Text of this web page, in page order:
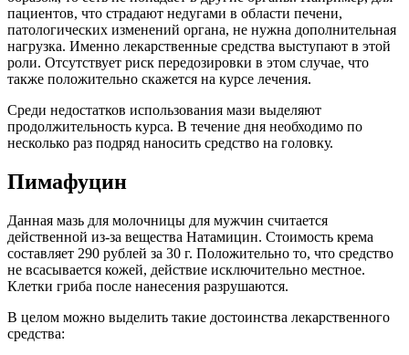
пациентов, что страдают недугами в области печени,
патологических изменений органа, не нужна дополнительная
нагрузка. Именно лекарственные средства выступают в этой
роли. Отсутствует риск передозировки в этом случае, что
также положительно скажется на курсе лечения.
Среди недостатков использования мази выделяют
продолжительность курса. В течение дня необходимо по
несколько раз подряд наносить средство на головку.
Пимафуцин
Данная мазь для молочницы для мужчин считается
действенной из-за вещества Натамицин. Стоимость крема
составляет 290 рублей за 30 г. Положительно то, что средство
не всасывается кожей, действие исключительно местное.
Клетки гриба после нанесения разрушаются.
В целом можно выделить такие достоинства лекарственного
средства: